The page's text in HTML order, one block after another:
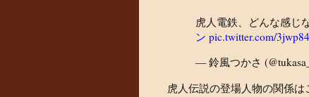
虎人電鉄、どんな感じ
ン pic.twitter.com/
— 鈴風つかさ
虎人伝説の登場人物の関係は